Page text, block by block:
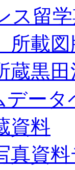
ス留
所載
蔵黒
データ
資料
真資